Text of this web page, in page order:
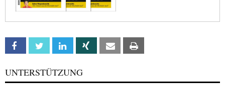
Facebook Twitter Linkedin Xing Email
UNTERSTÜTZUNG